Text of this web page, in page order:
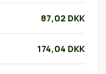
87,02 DKK
174,04 DKK